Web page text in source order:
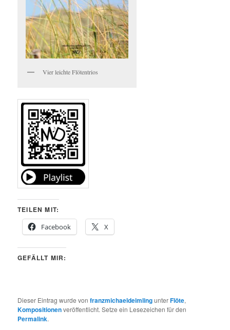
Vier leichte Flötentrios
TEILEN MIT:
Facebook
X
GEFÄLLT MIR:
Dieser Eintrag wurde vonfranzmichaeldeimlingunterFlöte,
Kompositionenveröffentlicht. Setze ein Lesezeichen für den
Permalink.